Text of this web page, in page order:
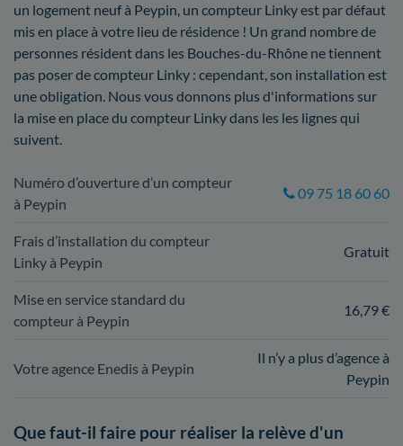
un logement neuf à Peypin, un compteur Linky est par défaut
mis en place à votre lieu de résidence ! Un grand nombre de
personnes résident dans les Bouches-du-Rhône ne tiennent
pas poser de compteur Linky : cependant, son installation est
une obligation. Nous vous donnons plus d'informations sur
la mise en place du compteur Linky dans les les lignes qui
suivent.
Numéro d’ouverture d’un compteur
à Peypin
09 75 18 60 60
Frais d’installation du compteur
Linky à Peypin
Gratuit
Mise en service standard du
compteur à Peypin
16,79 €
Votre agence Enedis à Peypin
Il n’y a plus d’agence à
Peypin
Que faut-il faire pour réaliser la relève d'un